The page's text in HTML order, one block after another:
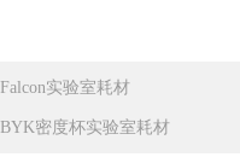
Falcon实验室耗材
BYK密度杯实验室耗材